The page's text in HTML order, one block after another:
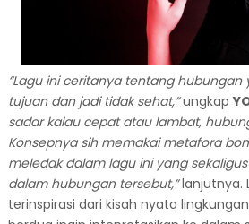
“Lagu ini ceritanya tentang hubungan
tujuan dan jadi tidak sehat,”ungkap
sadar kalau cepat atau lambat,
Konsepnya sih memakai metafora
meledak dalam lagu ini yang
dalam hubungan tersebut,”lanjutnya.
terinspirasi dari kisah nyata